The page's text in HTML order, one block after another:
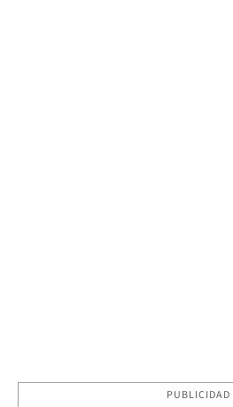
PUBLICIDAD